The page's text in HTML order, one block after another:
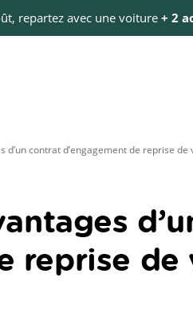
repartez avec une voiture + 2
d’un contrat d’engagement de reprise de
reprise de